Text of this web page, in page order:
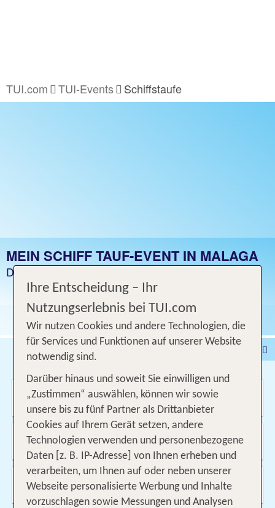
TUI.com TUI-Events Schiffstaufe
MEIN SCHIFF TAUF-EVENT IN MALAGA
Das Event fand bereits am 09.04.2025 statt
Pauschalreise
DEALS
Flug Ferienhaus
Mietwagen
Kreuzfahrten
Rundreisen Ausflüge
Privattransfer
Wo soll es hin gehen?
Von wo?
Beliebig
Wann & wie lange?
10.08.2026 - 09.09.2026, 1 Woche
Ihre Entscheidung – Ihr
Nutzungserlebnis bei TUI.com
Wir nutzen Cookies und andere Technologien, die
für Services und Funktionen auf unserer Website
notwendig sind.
Darüber hinaus und soweit Sie einwilligen und
„Zustimmen“ auswählen, können wir sowie
unsere bis zu fünf Partner als Drittanbieter
Cookies auf Ihrem Gerät setzen, andere
Technologien verwenden und personenbezogene
Daten [z. B. IP-Adresse] von Ihnen erheben und
verarbeiten, um Ihnen auf oder neben unserer
Webseite personalisierte Werbung und Inhalte
vorzuschlagen sowie Messungen und Analysen